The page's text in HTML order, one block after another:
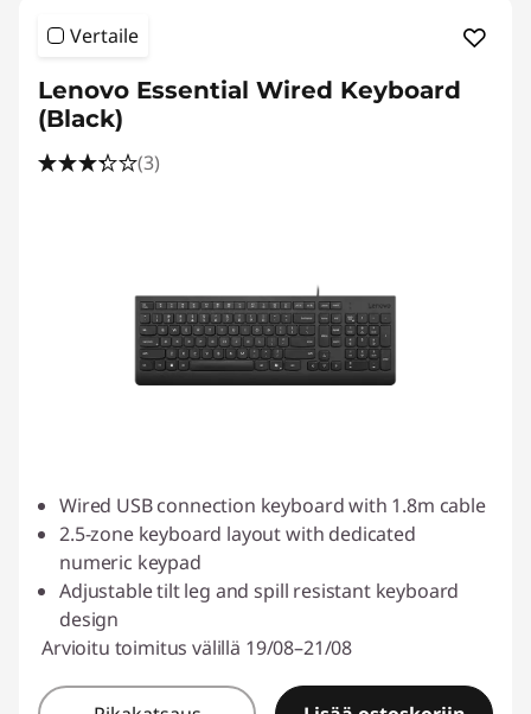
Vertaile
Lenovo Essential Wired Keyboard
(Black)
(3)
Wired USB connection keyboard with 1.8m cable
2.5-zone keyboard layout with dedicated
numeric keypad
Adjustable tilt leg and spill resistant keyboard
design
Arvioitu toimitus välillä 19/08–21/08